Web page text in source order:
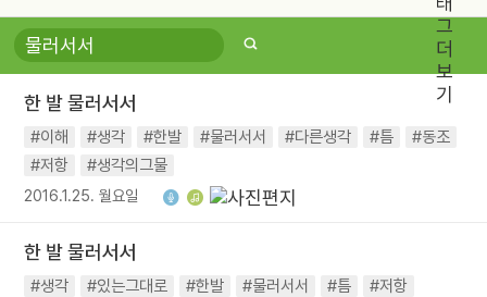
#비전캠프
#독서캠프 #삶
#희망
#나눔 #친구 #링컨학교
#독서
#건강 #면역력
한 발 물러서서
#이해 #생각 #한발 #물러서서 #다른생각 #틈
#동조
#저항
#생각의그물
2016.1.25. 월요일
한 발 물러서서
#생각 #있는그대로 #한발 #물러서서 #틈
#저항